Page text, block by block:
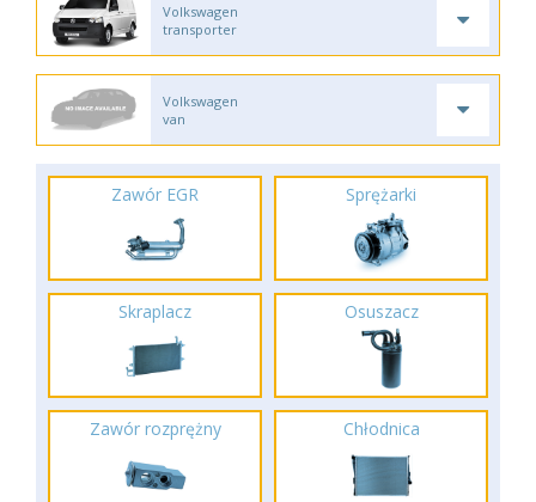
Volkswagen
transporter
Volkswagen
van
Zawór EGR Sprężarki
Skraplacz Osuszacz
Zawór rozprężny Chłodnica